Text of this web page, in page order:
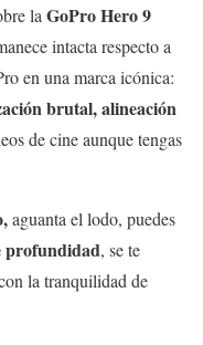
la GoPro Hero 9
intacta respecto a
en una marca icónica:
brutal, alineación
de cine aunque tengas
aguanta el lodo, puedes
profundidad, se te
la tranquilidad de